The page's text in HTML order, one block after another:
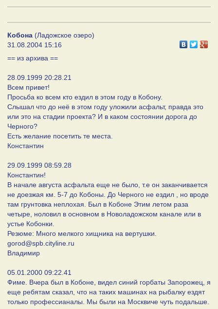
Кобона (Ладожское озеро)
31.08.2004 15:16
== из архива ==
28.09.1999 20:28.21
Всем привет!
Просьба ко всем кто ездил в этом году в Кобону.
Слышал что до неё в этом году уложили асфальт, правда это
или это на стадии проекта? И в каком состоянии дорога до
Черного?
Есть желание посетить те места.
Константин
29.09.1999 08:59.28
Константин!
В начале августа асфальта еще не было, т.е он заканчивается
не доезжая км. 5-7 до Кобоны. До Черного не ездил , но вроде
там грунтовка неплохая. Был в Кобоне Этим летом раза
четыре, ноловил в основном в Новоладожском канале или в
устье Кобонки.
Резюме: Много мелкого хищника на вертушки.
gorod@spb.cityline.ru
Владимир
05.01.2000 09:22.41
Фиме. Вчера был в Кобоне, видел синий горбаты Запорожец, я
еще ребятам сказал, что на таких машинах на рыбалку ездят
только профессианалы. Мы были на Москвиче чуть подальше.